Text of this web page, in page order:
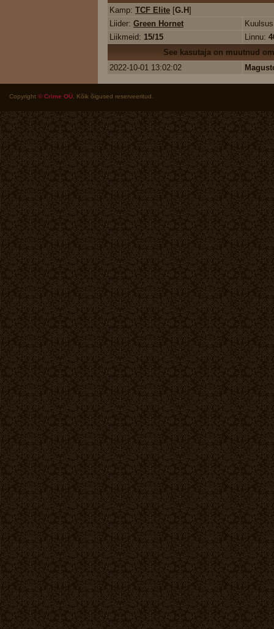
Kamp: TCF Elite [G.H]
Liider: Green Hornet
Liikmeid: 15/15 Linnu:
See kasutaja on muutnud
2022-10-01 13:02:02
Copyright © Crime OÜ . Kõik õigused reserveeritud.